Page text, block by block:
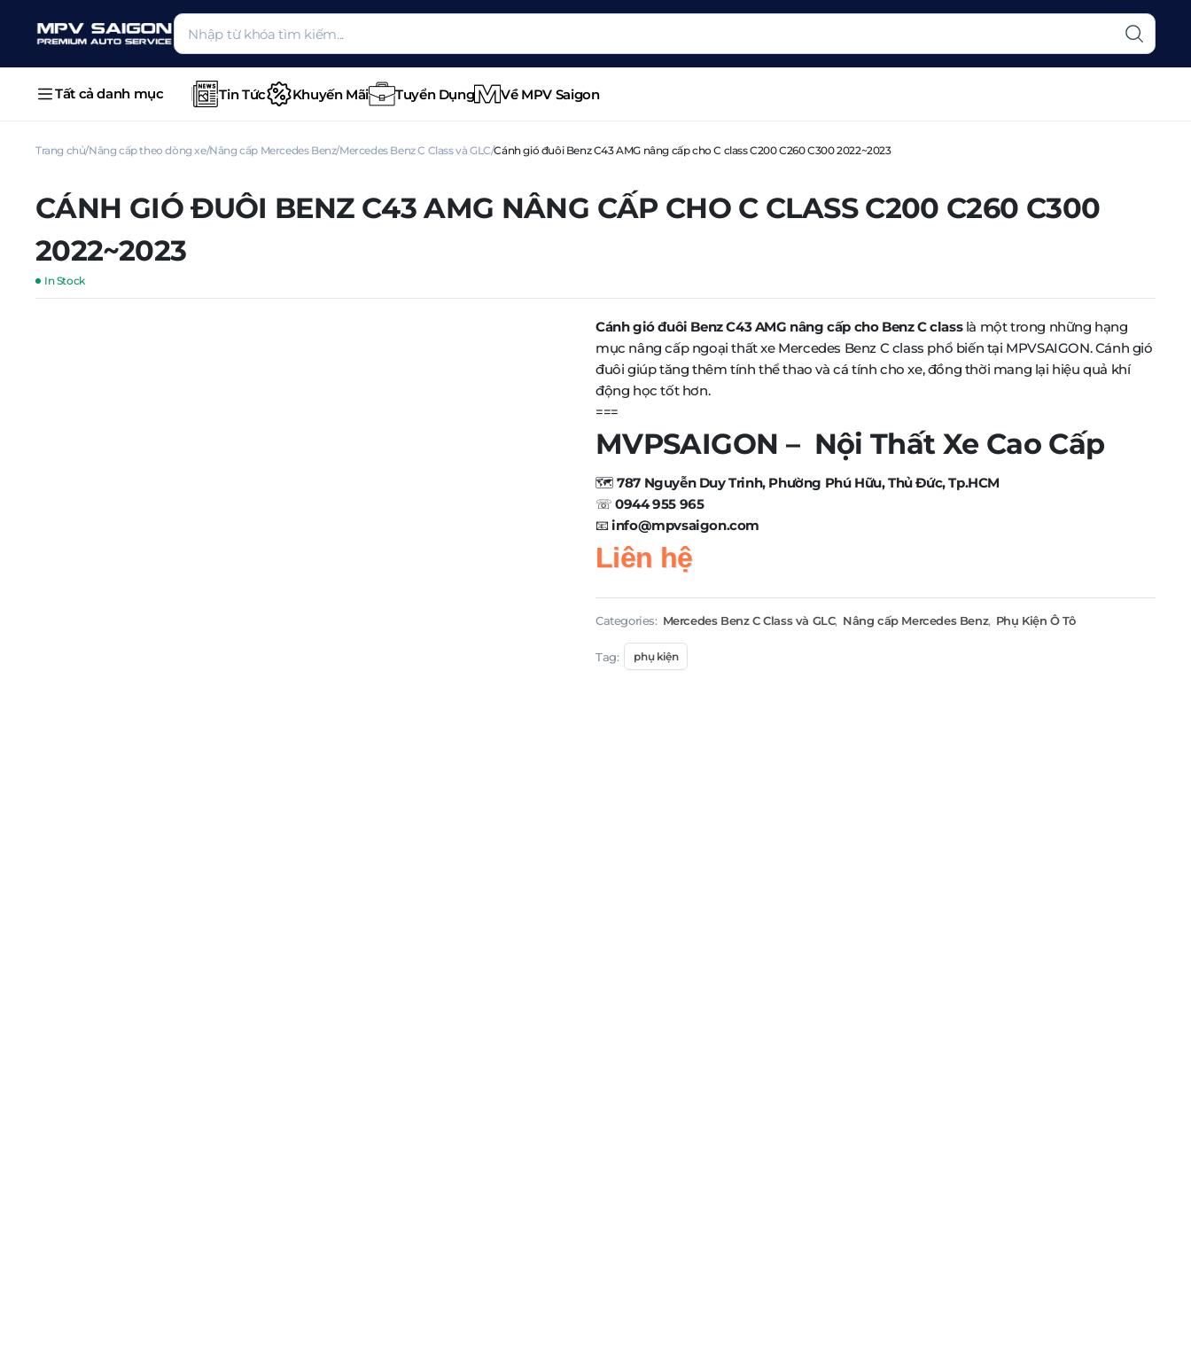
Tất cả danh mục Tin Tức Khuyến Mãi Tuyển Dụng Về MPV Saigon
Trang chủ Nâng cấp theo dòng xe Nâng cấp Mercedes Benz Mercedes Benz C Class và GLC Cánh gió đuôi Benz C43 AMG nâng cấp cho C class C200 C260 C300 2022~2023
CÁNH GIÓ ĐUÔI BENZ C43 AMG NÂNG CẤP CHO C CLASS C200 C260 C300
2022~2023
In Stock
Cánh gió đuôi Benz C43 AMG nâng cấp cho Benz C classlà một trong những hạng
mục nâng cấp ngoại thất xe Mercedes Benz C class phổ biến tại MPVSAIGON. Cánh gió
đuôi giúp tăng thêm tính thể thao và cá tính cho xe, đồng thời mang lại hiệu quả khí
động học tốt hơn.
===
MVPSAIGON – Nội Thất Xe Cao Cấp
🗺️787 Nguyễn Duy Trinh, Phường Phú Hữu, Thủ Đức, Tp.HCM
☏0944 955 965
📧info@mpvsaigon.com
Liên hệ
Categories: Mercedes Benz C Class và GLC, Nâng cấp Mercedes Benz, Phụ Kiện Ô Tô
Tag: phụ kiện